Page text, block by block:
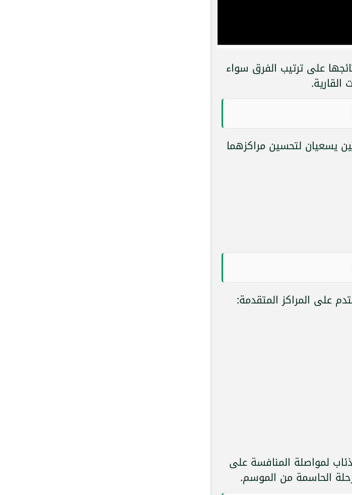
على ترتيب الفرق سواء
يسعيان لتحسين مراكزهما
على المراكز المتقدمة:
لمواصلة المنافسة على
الحاسمة من الموسم.